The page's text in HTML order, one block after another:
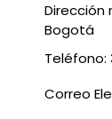
Dirección
Bogotá
Teléfono:
Correo